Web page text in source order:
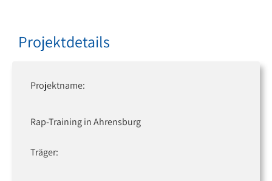
Projektdetails
Projektname:
Rap-Training in Ahrensburg
Träger: